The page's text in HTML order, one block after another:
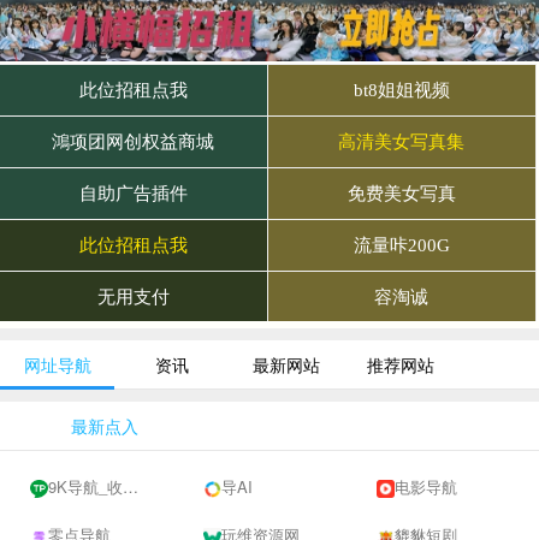
网址导航 资讯 最新网站 推荐网站
最新点入
9K导航_收录网-网址收录-网址导航-收录网站-自助广告系统 导AI 电影导航
零点导航 玩维资源网 貔貅短剧